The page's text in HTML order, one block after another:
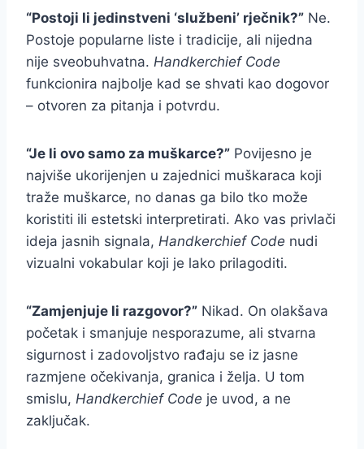
“Postoji li jedinstveni ‘službeni’ rječnik?” Ne.
Postoje popularne liste i tradicije, ali nijedna
nije sveobuhvatna. Handkerchief Code
funkcionira najbolje kad se shvati kao dogovor
– otvoren za pitanja i potvrdu.
“Je li ovo samo za muškarce?” Povijesno je
najviše ukorijenjen u zajednici muškaraca koji
traže muškarce, no danas ga bilo tko može
koristiti ili estetski interpretirati. Ako vas privlači
ideja jasnih signala, Handkerchief Code nudi
vizualni vokabular koji je lako prilagoditi.
“Zamjenjuje li razgovor?” Nikad. On olakšava
početak i smanjuje nesporazume, ali stvarna
sigurnost i zadovoljstvo rađaju se iz jasne
razmjene očekivanja, granica i želja. U tom
smislu, Handkerchief Code je uvod, a ne
zaključak.